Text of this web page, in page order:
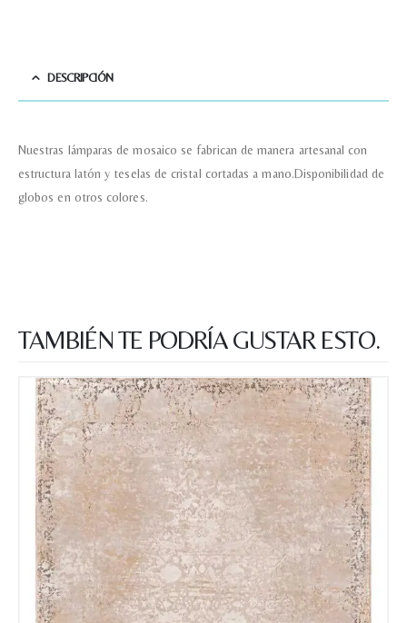
DESCRIPCIÓN
Nuestras lámparas de mosaico se fabrican de manera artesanal con
estructura latón y teselas de cristal cortadas a mano.Disponibilidad de
globos en otros colores.
TAMBIÉN TE PODRÍA GUSTAR ESTO.